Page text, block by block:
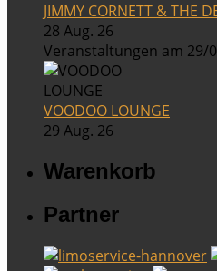
JIMMY CORNETT & THE
28 Aug. 26
Veranstaltungen am 29/
VOODOO LOUNGE
29 Aug. 26
Warenkorb
Partner